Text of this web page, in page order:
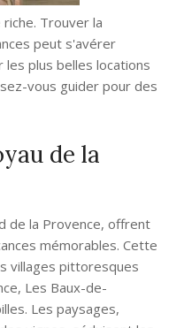
Trouver la
peut s'avérer
les plus belles locations
vous guider pour des
de la
de la Provence, offrent
mémorables. Cette
villages pittoresques
Les Baux-de-
Les paysages,